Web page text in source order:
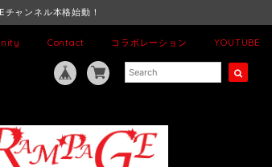
ャンネル本格始動！
Contact コラボレーション YOUTUBE